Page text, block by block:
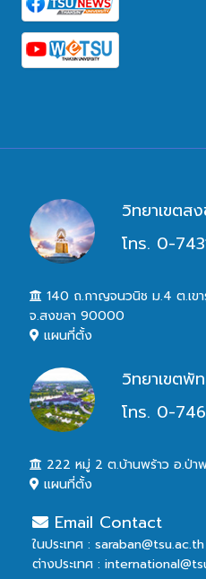
วิทยาเขตส
โทร. 0-
140 ถ.กาญจนวนิช ม.4 ต.เข
จ.สงขลา 90000
แผนที่ตั้ง
วิทยาเขตพั
โทร. 0-
222 หมู่ 2 ต.บ้านพร้าว อ.ป่า
แผนที่ตั้ง
Email Contact
ในประเทศ : saraban@tsu.ac.th
ต่างประเทศ :